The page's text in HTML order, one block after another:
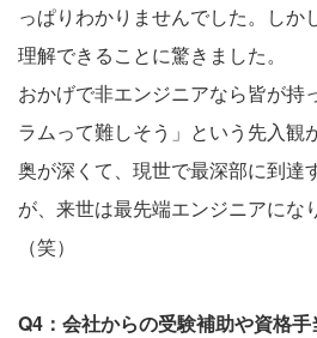
っぱりわかりませんでした。しか
理解できることに驚きました。
おかげで非エンジニアなら皆が持
ラムって難しそう」という先入観
奥が深くて、現世で最深部に到達
が、来世は最先端エンジニアにな
（笑）
Q4：会社からの受験補助や資格